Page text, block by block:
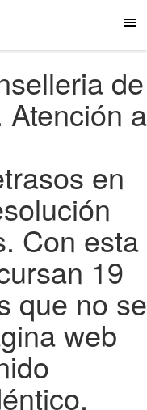
de
Atención a
en
Con esta
19
que no se
web